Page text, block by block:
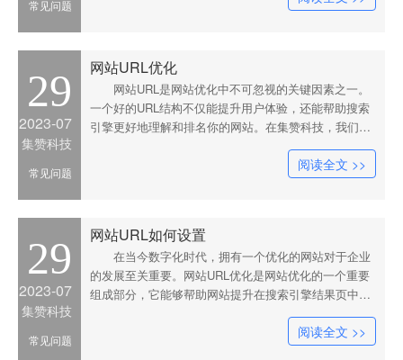
常见问题
仅能直接定位到您的网站，还能传达出您的品牌和产品
29
2023-07
集赞科技
常见问题
网站URL优化
网站URL是网站优化中不可忽视的关键因素之一。
一个好的URL结构不仅能提升用户体验，还能帮助搜索
引擎更好地理解和排名你的网站。在集赞科技，我们深
知URL优化对于网站的重要性，因此我们将其视为网站
优化的重点之一。在这篇文章中，我们将带你深入了解
URL优化的重要性以及集赞科技的优化思路和理念。
阅读全文 >>
29
2023-07
集赞科技
常见问题
网站URL如何设置
在当今数字化时代，拥有一个优化的网站对于企业
的发展至关重要。网站URL优化是网站优化的一个重要
组成部分，它能够帮助网站提升在搜索引擎结果页中的
排名，吸引更多的访问量和潜在客户。在这篇文章中，
我们将介绍集赞科技在网站URL优化方面的思路和理
念。首先，集赞科技强调要给网站URL赋予相关和可读
阅读全文 >>